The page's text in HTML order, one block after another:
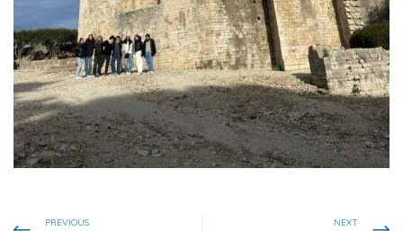
PREVIOUS NEXT